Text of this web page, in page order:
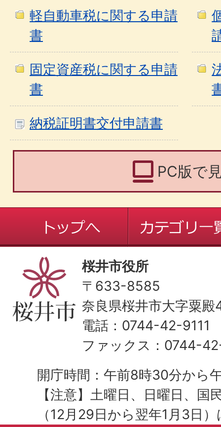
軽自動車税に関する申請
書
固定資産税に関する申請
書
納税証明書交付申請書
PC版で
桜井市役所
〒633-8585
奈良県桜井市大字粟
電話：0744-42-9111
ファックス：0744-
開庁時間：午前8時30分から
【注意】土曜日、日曜日、国
（12月29日から翌年1月3日